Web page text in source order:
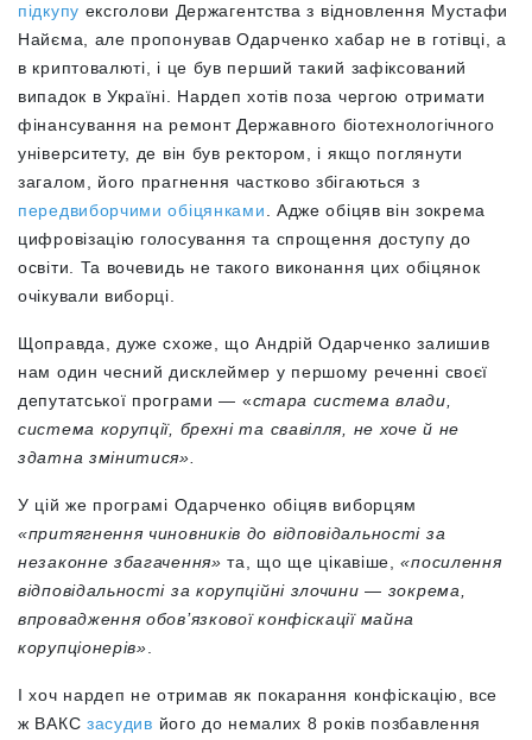
підкупу ексголови Держагентства з відновлення Мустафи
Найєма, але пропонував Одарченко хабар не в готівці, а
в криптовалюті, і це був перший такий зафіксований
випадок в Україні. Нардеп хотів поза чергою отримати
фінансування на ремонт Державного біотехнологічного
університету, де він був ректором, і якщо поглянути
загалом, його прагнення частково збігаються з
передвиборчими обіцянками . Адже обіцяв він зокрема
цифровізацію голосування та спрощення доступу до
освіти. Та вочевидь не такого виконання цих обіцянок
очікували виборці.
Щоправда, дуже схоже, що Андрій Одарченко залишив
нам один чесний дисклеймер у першому реченні своєї
депутатської програми — «стара система влади,
система корупції, брехні та свавілля, не хоче й не
здатна змінитися».
У цій же програмі Одарченко обіцяв виборцям
«притягнення чиновників до відповідальності за
незаконне збагачення» та, що ще цікавіше,«посилення
відповідальності за корупційні злочини — зокрема,
впровадження обов’язкової конфіскації майна
корупціонерів»
І хоч нардеп не отримав як покарання конфіскацію, все
ж ВАКС засудив його до немалих 8 років позбавлення